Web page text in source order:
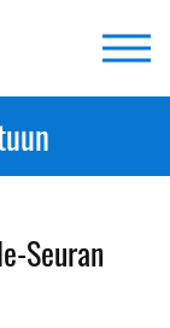
Seuran